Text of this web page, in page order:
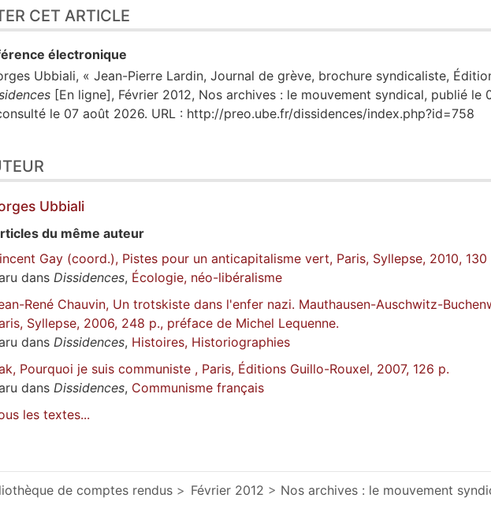
CET ARTICLE
électronique
Ubbiali, « Jean-Pierre Lardin, Journal de grève, brochure syndicaliste,
[En ligne], Février 2012, Nos archives : le mouvement syndical, publié le
le 07 août 2026. URL : http://preo.ube.fr/dissidences/index.php?id=758
Ubbiali
du même auteur
Gay (coord.), Pistes pour un anticapitalisme vert, Paris, Syllepse, 2010, 130
dans Dissidences, Écologie, néo-libéralisme
René Chauvin, Un trotskiste dans l'enfer nazi. Mauthausen-Auschwitz-
Syllepse, 2006, 248 p., préface de Michel Lequenne.
dans Dissidences, Histoires, Historiographies
Pourquoi je suis communiste , Paris, Éditions Guillo-Rouxel, 2007, 126 p.
dans Dissidences, Communisme français
les textes...
de comptes rendus Février 2012 Nos archives : le mouvement